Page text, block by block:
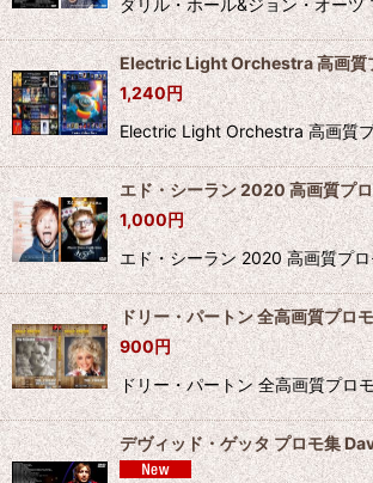
Electric Light Orchestra 高画質
1,240円
Electric Light Orchestra 高画質
エド・シーラン 2020 高画質プ
1,000円
エド・シーラン 2020 高画質プ
ドリー・パートン 全高画質プロ
900円
ドリー・パートン 全高画質プ
デヴィッド・ゲッタ プロモ集